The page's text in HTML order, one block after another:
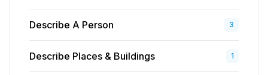
Describe A Person 3
Describe Places & Buildings 1